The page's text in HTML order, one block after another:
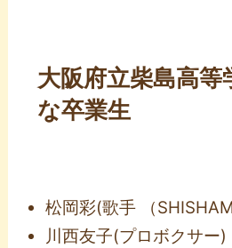
大阪府立柴島高等
な卒業生
松岡彩(歌手 （
川西友子(プロボクサー)